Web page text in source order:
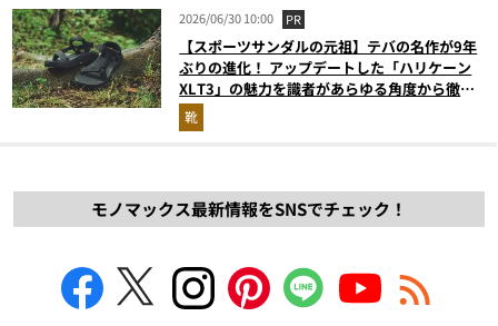
2026/06/30 10:00 PR
【スポーツサンダルの元祖】テバの名作が9年
ぶりの進化！ アップデートした「ハリケーン
XLT3」の魅力を識者があらゆる角度から徹底
解説！
靴
モノマックス最新情報をSNSでチェック！